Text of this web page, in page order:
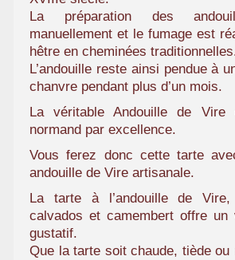
La préparation des
manuellement et le fumage est
hêtre en cheminées
L’andouille reste ainsi pendue à
chanvre pendant plus d’un mois.
La véritable Andouille de Vire
normand par excellence.
Vous ferez donc cette tarte
andouille de Vire artisanale.
La tarte à l’andouille de Vire,
calvados et camembert offre un
gustatif.
Que la tarte soit chaude, tiède ou